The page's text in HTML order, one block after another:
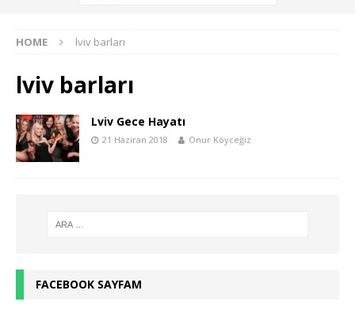
HOME lviv barları
lviv barları
Lviv Gece Hayatı
21 Haziran 2018 Onur Köyceğiz
FACEBOOK SAYFAM